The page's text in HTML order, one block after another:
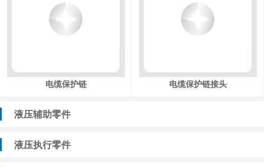
电缆保护链 电缆保护链接头
液压辅助零件
液压执行零件